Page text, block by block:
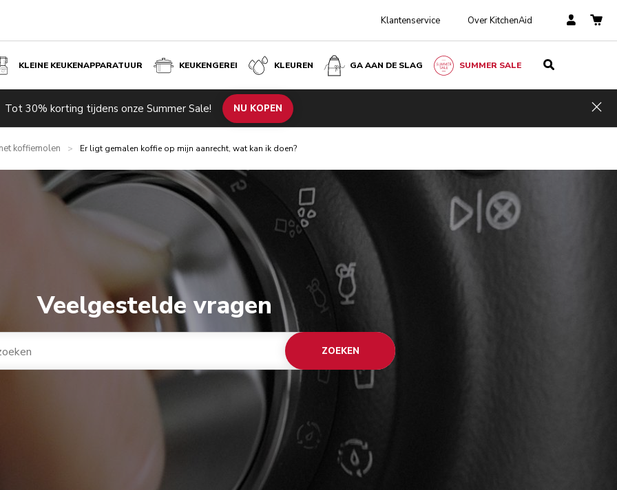
Klantenservice Over KitchenAid
KLEINE KEUKENAPPARATUUR KEUKENGEREI KLEUREN GA AAN DE SLAG SUMMER SALE
Tot 30% korting tijdens onze Summer Sale! NU KOPEN
koffiemolen > Er ligt gemalen koffie op mijn aanrecht, wat kan ik doen?
Veelgestelde vragen
ZOEKEN